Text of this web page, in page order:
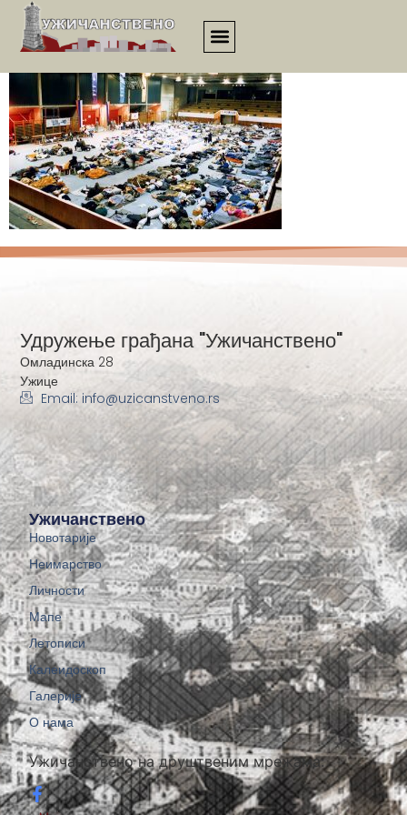
00166
Ужичанствено на друштвеним мрежама:
Ужичанствено
Новотарије
Неимарство
Личности
Мапе
Летописи
Калеидоскоп
Галерије
О нама
Удружење грађана "Ужичанствено"
Омладинска 28
Ужице
Email: info@uzicanstveno.rs